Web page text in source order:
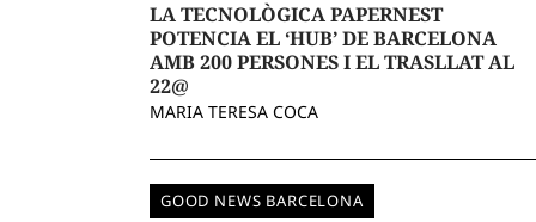
LA TECNOLÒGICA PAPERNEST
POTENCIA EL ‘HUB’ DE BARCELONA
AMB 200 PERSONES I EL TRASLLAT AL
22@
MARIA TERESA COCA
GOOD NEWS BARCELONA